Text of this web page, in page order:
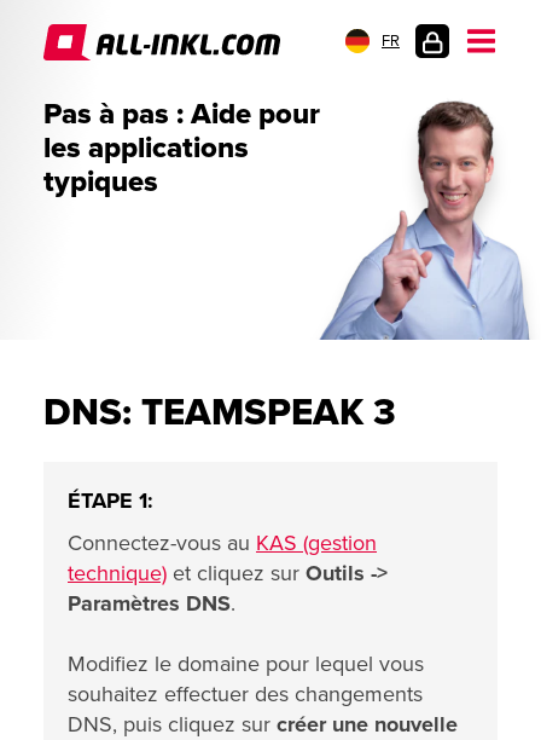
FR
Pas à pas : Aide pour
les applications
typiques
DNS: TEAMSPEAK 3
ÉTAPE 1:
Connectez-vous au KAS (gestion
technique) et cliquez sur Outils ->
Paramètres DNS.
Modifiez le domaine pour lequel vous
souhaitez effectuer des changements
DNS, puis cliquez sur créer une nouvelle